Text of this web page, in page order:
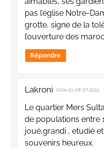
pas l’église Notre-
grotte, signe de la
l’ouverture des
Répondre
Lakroni 2024-10-08 07:33:51
Le quartier Mers
de populations entre
joué,grandi , etudié
souvenirs heureux.